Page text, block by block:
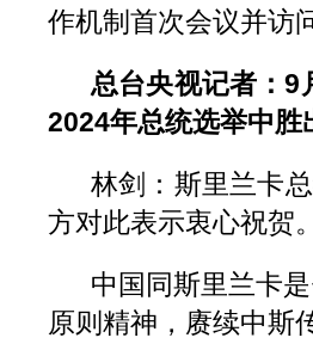
作机制首次会议并访
总台央视记者：9
2024年总统选举中胜
林剑：斯里兰卡
方对此表示衷心祝贺
中国同斯里兰卡
原则精神，赓续中斯